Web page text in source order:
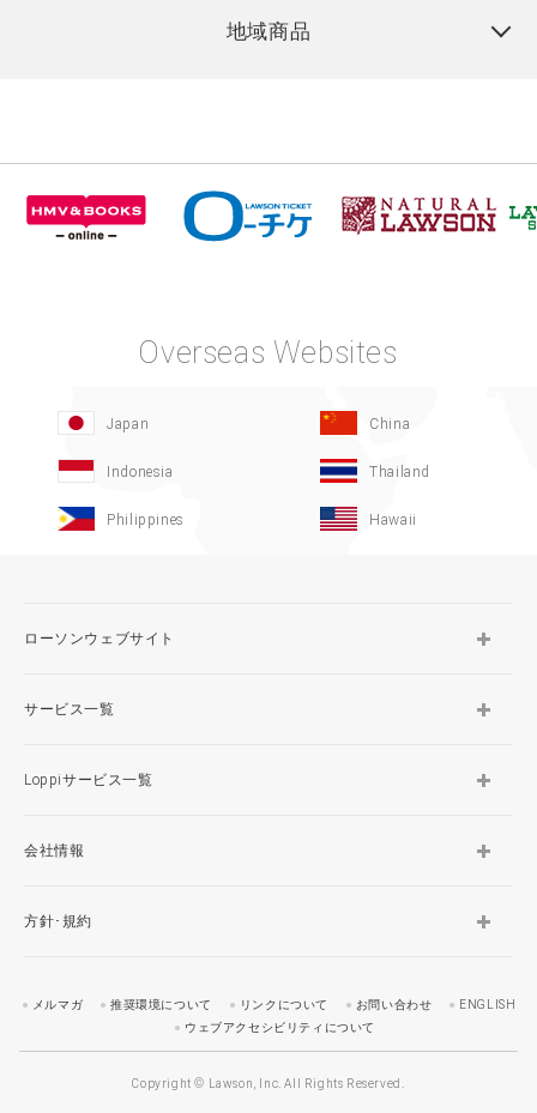
地域商品
Overseas Websites
Japan China
Indonesia Thailand
Philippines Hawaii
ローソンウェブサイト
サービス一覧
Loppiサービス一覧
会社情報
方針･規約
メルマガ 推奨環境について リンクについて お問い合わせ
ENGLISH
ウェブアクセシビリティについて
Copyright © Lawson, Inc. All Rights Reserved.